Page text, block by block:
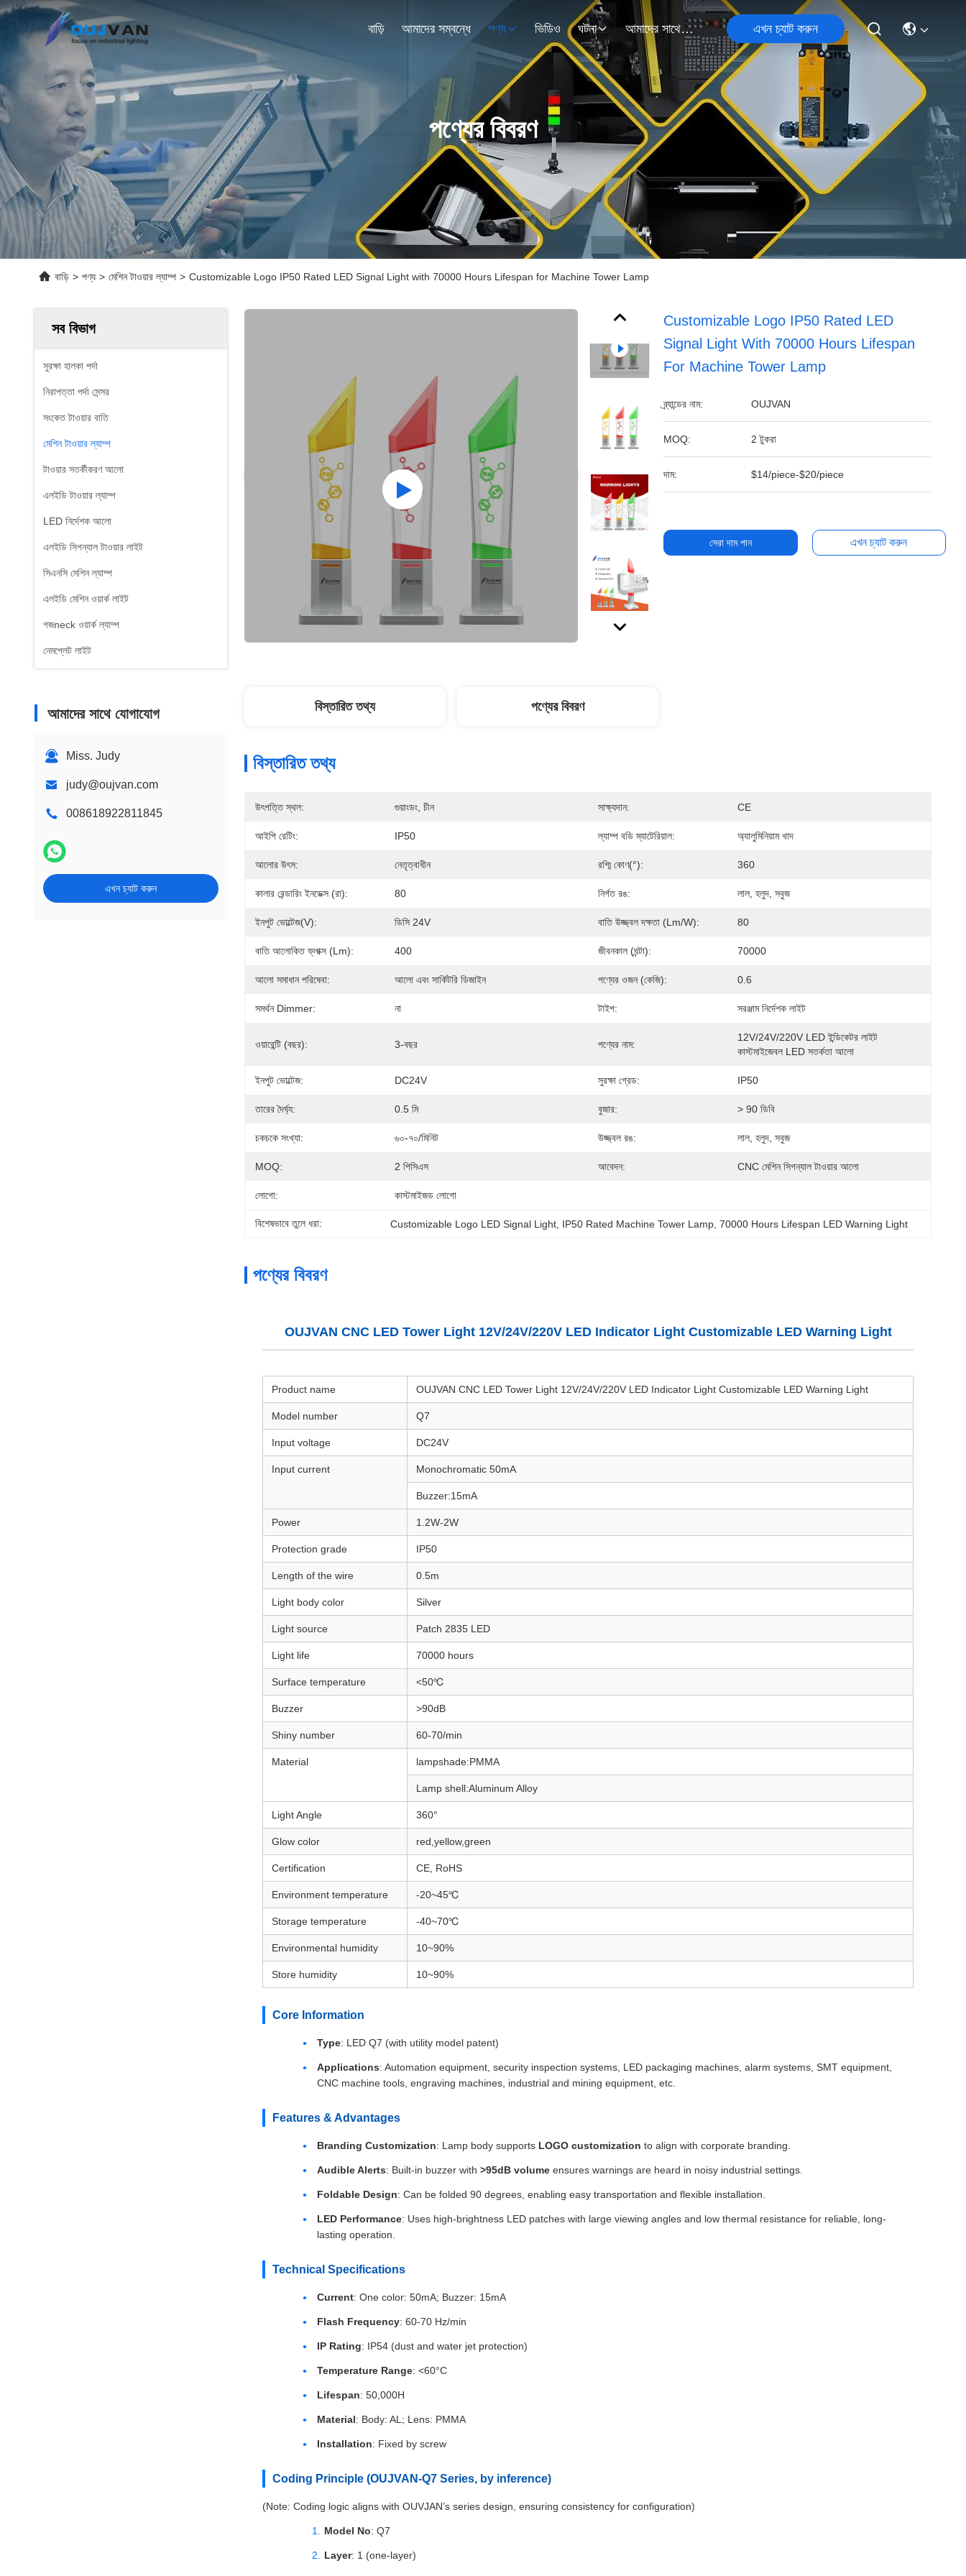
বাড়ি আমাদের সম্বন্ধে পণ্য ভিডিও ঘটনা আমাদের সাথে যোগাযোগ এখন চ্যাট করুন
পণ্যের বিবরণ
বাড়ি > পণ্য > মেশিন টাওয়ার ল্যাম্প > Customizable Logo IP50 Rated LED Signal Light with 70000 Hours Lifespan for Machine Tower Lamp
সব বিভাগ
সুরক্ষা হালকা পর্দা
নিরাপত্তা পর্দা সেন্সর
সংকেত টাওয়ার বাতি
মেশিন টাওয়ার ল্যাম্প
টাওয়ার সতর্কীকরণ আলো
এলইডি টাওয়ার ল্যাম্প
LED নির্দেশক আলো
এলইডি সিগন্যাল টাওয়ার লাইট
সিএনসি মেশিন ল্যাম্প
এলইডি মেশিন ওয়ার্ক লাইট
গজneck ওয়ার্ক ল্যাম্প
নেমপ্লেট লাইট
আমাদের সাথে যোগাযোগ
Miss. Judy
judy@oujvan.com
008618922811845
এখন চ্যাট করুন
Customizable Logo IP50 Rated LED
Signal Light With 70000 Hours Lifespan
For Machine Tower Lamp
ব্র্যান্ডের নাম: OUJVAN
MOQ: 2 টুকরা
দাম: $14/piece-$20/piece
সেরা দাম পান এখন চ্যাট করুন
বিস্তারিত তথ্য পণ্যের বিবরণ
বিস্তারিত তথ্য
উৎপত্তি স্থল: গুয়াংডং, চীন সাক্ষ্যদান: CE
আইপি রেটিং: IP50 ল্যাম্প বডি ম্যাটেরিয়াল: অ্যালুমিনিয়াম খাদ
আলোর উৎস: নেতৃত্বাধীন রশ্মি কোণ(°): 360
কালার রেন্ডারিং ইনডেক্স (রা): 80 নির্গত রঙ: লাল, হলুদ, সবুজ
ইনপুট ভোল্টেজ(V): ডিসি 24V বাতি উজ্জ্বল দক্ষতা (lm/w): 80
বাতি আলোকিত ফ্লাক্স (lm): 400 জীবনকাল (ঘন্টা): 70000
আলো সমাধান পরিষেবা: আলো এবং সার্কিটরি ডিজাইন পণ্যের ওজন (কেজি): 0.6
সমর্থন Dimmer: না টাইপ: সরঞ্জাম নির্দেশক লাইট
ওয়ারেন্টি (বছর): 3-বছর পণ্যের নাম:
12V/24V/220V LED ইন্ডিকেটর লাইট
কাস্টমাইজেবল LED সতর্কতা আলো
ইনপুট ভোল্টেজ: DC24V সুরক্ষা গ্রেড: IP50
তারের দৈর্ঘ্য: 0.5 মি বুজার: > 90 ডিবি
চকচকে সংখ্যা: ৬০-৭০/মিনিট উজ্জ্বল রঙ: লাল, হলুদ, সবুজ
MOQ: 2 পিসিএস আবেদন: CNC মেশিন সিগন্যাল টাওয়ার আলো
লোগো: কাস্টমাইজড লোগো
বিশেষভাবে তুলে ধরা: Customizable Logo LED Signal Light IP50 Rated Machine Tower Lamp , 70000 Hours Lifespan LED Warning Light
পণ্যের বিবরণ
OUJVAN CNC LED Tower Light 12V/24V/220V LED Indicator Light Customizable LED Warning Light
Product name OUJVAN CNC LED Tower Light 12V/24V/220V LED Indicator Light Customizable LED Warning Light
Model number Q7
Input voltage DC24V
Input current Monochromatic 50mA
Buzzer:15mA
Power 1.2W-2W
Protection grade IP50
Length of the wire 0.5m
Light body color Silver
Light source Patch 2835 LED
Light life 70000 hours
Surface temperature <50℃
Buzzer >90dB
Shiny number 60-70/min
Material lampshade:PMMA
Lamp shell:Aluminum Alloy
Light Angle 360°
Glow color red,yellow,green
Certification CE, RoHS
Environment temperature -20~45℃
Storage temperature -40~70℃
Environmental humidity 10~90%
Store humidity 10~90%
Core Information
Type: LED Q7 (with utility model patent)
Applications: Automation equipment, security inspection systems, LED packaging machines, alarm systems, SMT equipment,
CNC machine tools, engraving machines, industrial and mining equipment, etc.
Features & Advantages
Branding Customization: Lamp body supports LOGO customization to align with corporate branding.
Audible Alerts: Built-in buzzer with >95dB volume ensures warnings are heard in noisy industrial settings.
Foldable Design: Can be folded 90 degrees, enabling easy transportation and flexible installation.
LED Performance: Uses high-brightness LED patches with large viewing angles and low thermal resistance for reliable, long-
lasting operation.
Technical Specifications
Current: One color: 50mA; Buzzer: 15mA
Flash Frequency: 60-70 Hz/min
IP Rating: IP54 (dust and water jet protection)
Temperature Range: <60°C
Lifespan: 50,000H
Material: Body: AL; Lens: PMMA
Installation: Fixed by screw
Coding Principle (OUJVAN-Q7 Series, by inference)
(Note: Coding logic aligns with OUVJAN’s series design, ensuring consistency for configuration)
Model No: Q7
Layer: 1 (one-layer)